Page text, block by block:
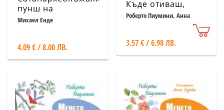
пунш на
желанията
Михаел Енде
4.09 € / 8.00 ЛВ.
Къде отиваш,
Бобо?
Роберто Пиумини, Анна
3.57 € / 6.98 ЛВ.